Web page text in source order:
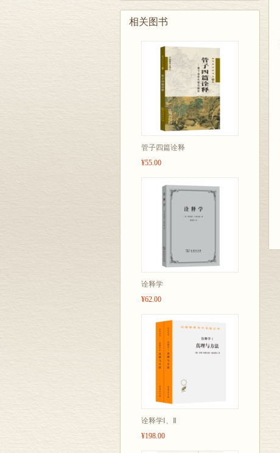
相关图书
管子四篇诠释
¥55.00
诠释学
¥62.00
诠释学Ⅰ、Ⅱ
¥198.00